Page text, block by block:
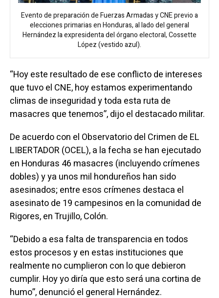
Evento de preparación de Fuerzas Armadas y CNE previo a
elecciones primarias en Honduras, al lado del general
Hernández la expresidenta del órgano electoral, Cossette
López (vestido azul).
“Hoy este resultado de ese conflicto de intereses
que tuvo el CNE, hoy estamos experimentando
climas de inseguridad y toda esta ruta de
masacres que tenemos”, dijo el destacado militar.
De acuerdo con el Observatorio del Crimen de EL
LIBERTADOR (OCEL), a la fecha se han ejecutado
en Honduras 46 masacres (incluyendo crímenes
dobles) y ya unos mil hondureños han sido
asesinados; entre esos crímenes destaca el
asesinato de 19 campesinos en la comunidad de
Rigores, en Trujillo, Colón.
“Debido a esa falta de transparencia en todos
estos procesos y en estas instituciones que
realmente no cumplieron con lo que debieron
cumplir. Hoy yo diría que esto será una cortina de
humo”, denunció el general Hernández.